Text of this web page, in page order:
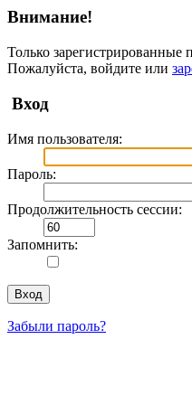
Внимание!
Только зарегистрированные
Пожалуйста, войдите или
Вход
Имя пользователя:
Пароль:
Продолжительность сессии:
Запомнить:
Забыли пароль?